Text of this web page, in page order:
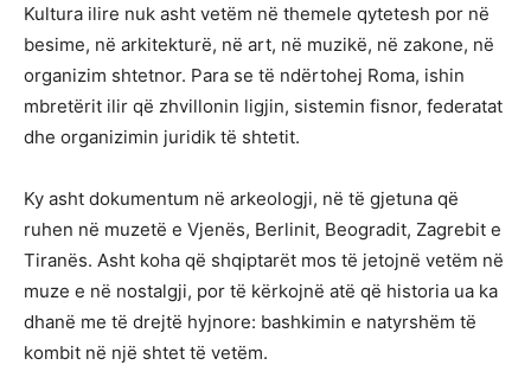
Kultura ilire nuk asht vetëm në themele qytetesh por në
besime, në arkitekturë, në art, në muzikë, në zakone, në
organizim shtetnor. Para se të ndërtohej Roma, ishin
mbretërit ilir që zhvillonin ligjin, sistemin fisnor, federatat
dhe organizimin juridik të shtetit.
Ky asht dokumentum në arkeologji, në të gjetuna që
ruhen në muzetë e Vjenës, Berlinit, Beogradit, Zagrebit e
Tiranës. Asht koha që shqiptarët mos të jetojnë vetëm në
muze e në nostalgji, por të kërkojnë atë që historia ua ka
dhanë me të drejtë hyjnore: bashkimin e natyrshëm të
kombit në një shtet të vetëm.